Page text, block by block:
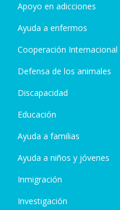
Apoyo en adicciones
Ayuda a enfermos
Cooperación Internacional
Defensa de los animales
Discapacidad
Educación
Ayuda a familias
Ayuda a niños y jóvenes
Inmigración
Investigación